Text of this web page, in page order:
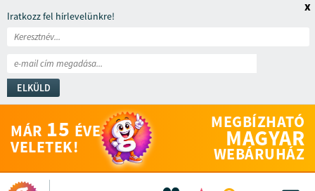
Iratkozz fel hírlevelünkre!
ELKÜLD
x
MÁR 15 ÉVE
VELETEK!
MEGBÍZHATÓ
MAGYAR
WEBÁRUHÁZ